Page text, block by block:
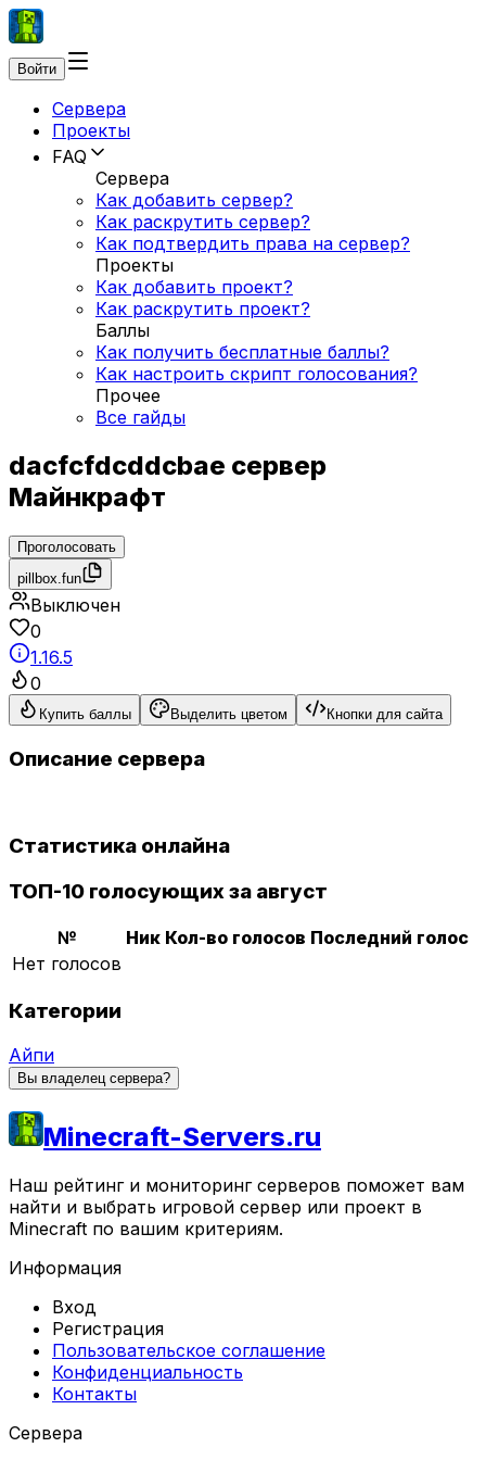
Войти
Сервера
Проекты
FAQ
Сервера
Как добавить сервер?
Как раскрутить сервер?
Как подтвердить права на сервер?
Проекты
Как добавить проект?
Как раскрутить проект?
Баллы
Как получить бесплатные баллы?
Как настроить скрипт голосования?
Прочее
Все гайды
dacfcfdcddcbae сервер
Майнкрафт
Проголосовать
pillbox.fun
Выключен
0
1.16.5
0
Купить баллы Выделить цветом Кнопки для сайта
Описание сервера
Статистика онлайна
ТОП-10 голосующих за август
№ Ник Кол-во голосов Последний голос
Нет голосов
Категории
Айпи
Вы владелец сервера?
Minecraft-Servers.ru
Наш рейтинг и мониторинг серверов поможет вам
найти и выбрать игровой сервер или проект в
Minecraft по вашим критериям.
Информация
Вход
Регистрация
Пользовательское соглашение
Конфиденциальность
Контакты
Сервера